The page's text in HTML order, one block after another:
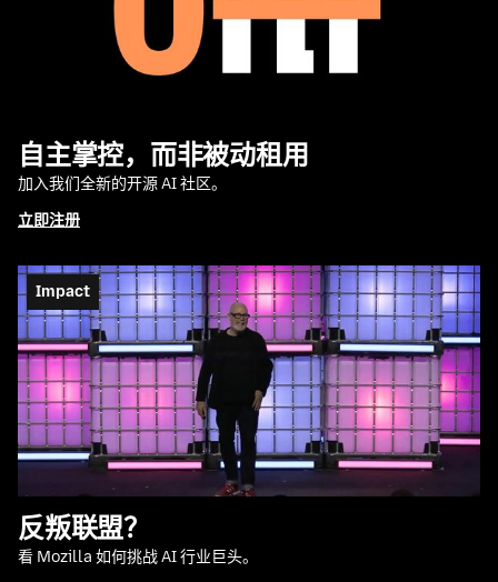
自主掌控，而非被动租用
加入我们全新的开源 AI 社区。
立即注册
反叛联盟？
Impact
看 Mozilla 如何挑战 AI 行业巨头。